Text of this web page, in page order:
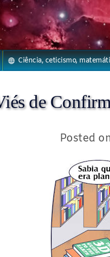
Ciência, ceticismo,
de
Posted